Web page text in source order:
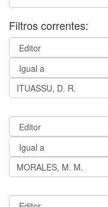
Filtros correntes: